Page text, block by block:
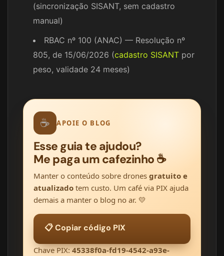
(sincronização SISANT, sem cadastro
manual)
RBAC nº 100 (ANAC) — Resolução nº
805, de 15/06/2026 (cadastro SISANT por
peso, validade 24 meses)
☕ APOIE O BLOG
Esse guia te ajudou?
Me paga um cafezinho ☕
Manter o conteúdo sobre drones gratuito e
atualizado tem custo. Um café via PIX ajuda
demais a manter o blog no ar. 💛
📋 Copiar código PIX
Chave PIX:45338f0a-fd19-4542-a93e-